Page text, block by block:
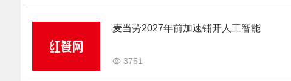
麦当劳2027年前加速铺开人工智能
3751